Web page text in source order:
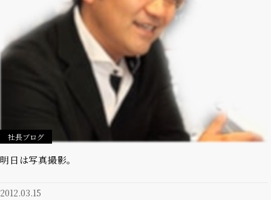
社長ブログ
明日は写真撮影。
2012.03.15